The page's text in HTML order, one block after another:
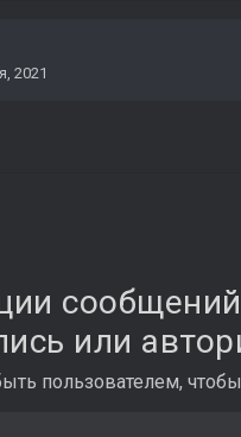
2021
или
пользователем,